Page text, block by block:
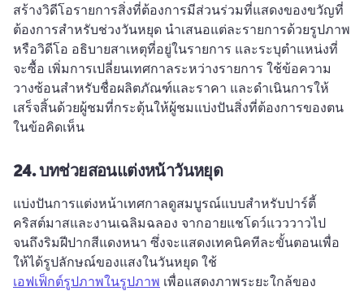
สร้างวิดีโอรายการสิ่งที่ต้องการมีส่วนร่วมที่แสดงของขวัญที่
ต้องการสําหรับช่วงวันหยุด นําเสนอแต่ละรายการด้วยรูปภาพ
หรือวิดีโอ อธิบายสาเหตุที่อยู่ในรายการ และระบุตําแหน่งที่
จะซื้อ เพิ่มการเปลี่ยนเทศกาลระหว่างรายการ ใช้ข้อความ
วางซ้อนสําหรับชื่อผลิตภัณฑ์และราคา และดําเนินการให้
เสร็จสิ้นด้วยผู้ชมที่กระตุ้นให้ผู้ชมแบ่งปันสิ่งที่ต้องการของตน
ในข้อคิดเห็น
24.บทช่วยสอนแต่งหน้าวันหยุด
แบ่งปันการแต่งหน้าเทศกาลดูสมบูรณ์แบบสําหรับปาร์ตี้
คริสต์มาสและงานเฉลิมฉลอง จากอายแชโดว์แวววาวไป
จนถึงริมฝีปากสีแดงหนา ซึ่งจะแสดงเทคนิคทีละขั้นตอนเพื่อ
ให้ได้รูปลักษณ์ของแสงในวันหยุด ใช้
เอฟเฟ็กต์รูปภาพในรูปภาพ เพื่อแสดงภาพระยะใกล้ของ